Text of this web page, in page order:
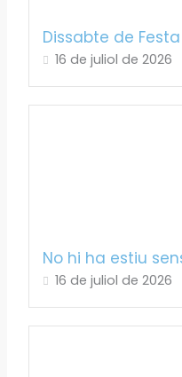
Dissabte de
16 de juliol de 2026
No hi ha estiu
16 de juliol de 2026